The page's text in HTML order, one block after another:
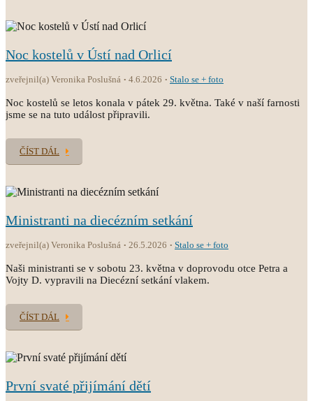
Noc kostelů v Ústí nad Orlicí
zveřejnil(a) Veronika Poslušná 4.6.2026 Stalo se + foto
Noc kostelů se letos konala v pátek 29. května. Také v naší farnosti
jsme se na tuto událost připravili.
ČÍST DÁL
Ministranti na diecézním setkání
zveřejnil(a) Veronika Poslušná 26.5.2026 Stalo se + foto
Naši ministranti se v sobotu 23. května v doprovodu otce Petra a
Vojty D. vypravili na Diecézní setkání vlakem.
ČÍST DÁL
První svaté přijímání dětí